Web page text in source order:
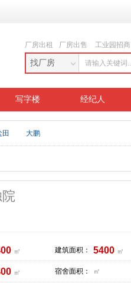
厂房出租 厂房出售 工业园招商
找厂房
写字楼 经纪人
田 大鹏
㎡ 建筑面积： 5400 ㎡
㎡ 宿舍面积： ㎡